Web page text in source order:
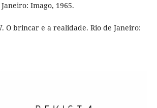
Imago, 1965.
O brincar e a realidade. Rio de Janeiro: